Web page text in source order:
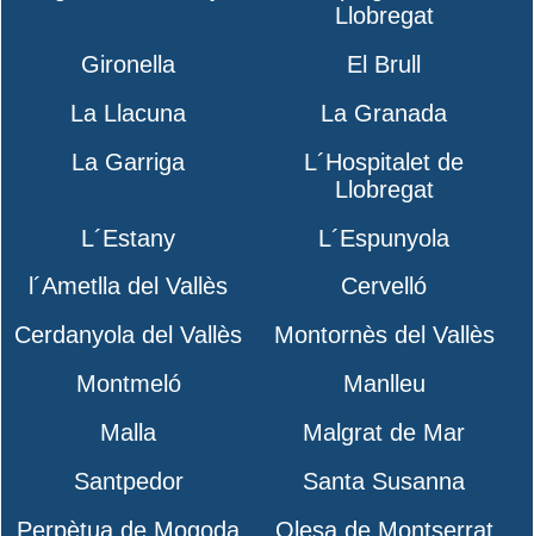
Llobregat
Gironella
El Brull
La Llacuna
La Granada
La Garriga
L´Hospitalet de
Llobregat
L´Estany
L´Espunyola
l´Ametlla del Vallès
Cervelló
Cerdanyola del Vallès
Montornès del Vallès
Montmeló
Manlleu
Malla
Malgrat de Mar
Santpedor
Santa Susanna
Perpètua de Mogoda
Olesa de Montserrat